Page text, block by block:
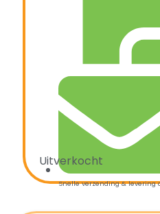
Snelle verzending & levering
Uitverkocht